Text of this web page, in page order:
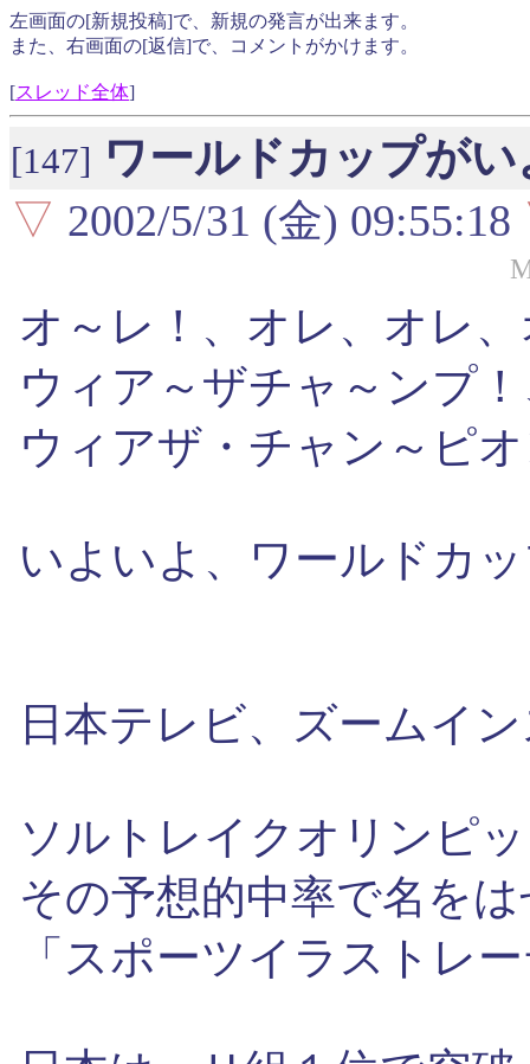
左画面の[新規投稿]で、新規の発言が出来ます。
また、右画面の[返信]で、コメントがかけます。
[スレッド全体]
[147] ワールドカップが
▽ 2002/5/31 (金) 09:55:18
オ～レ！、オレ、オレ
ウィア～ザチャ～ンプ
ウィアザ・チャン～ピ
いよいよ、ワールドカ
日本テレビ、ズームイ
ソルトレイクオリンピ
その予想的中率で名を
「スポーツイラストレ